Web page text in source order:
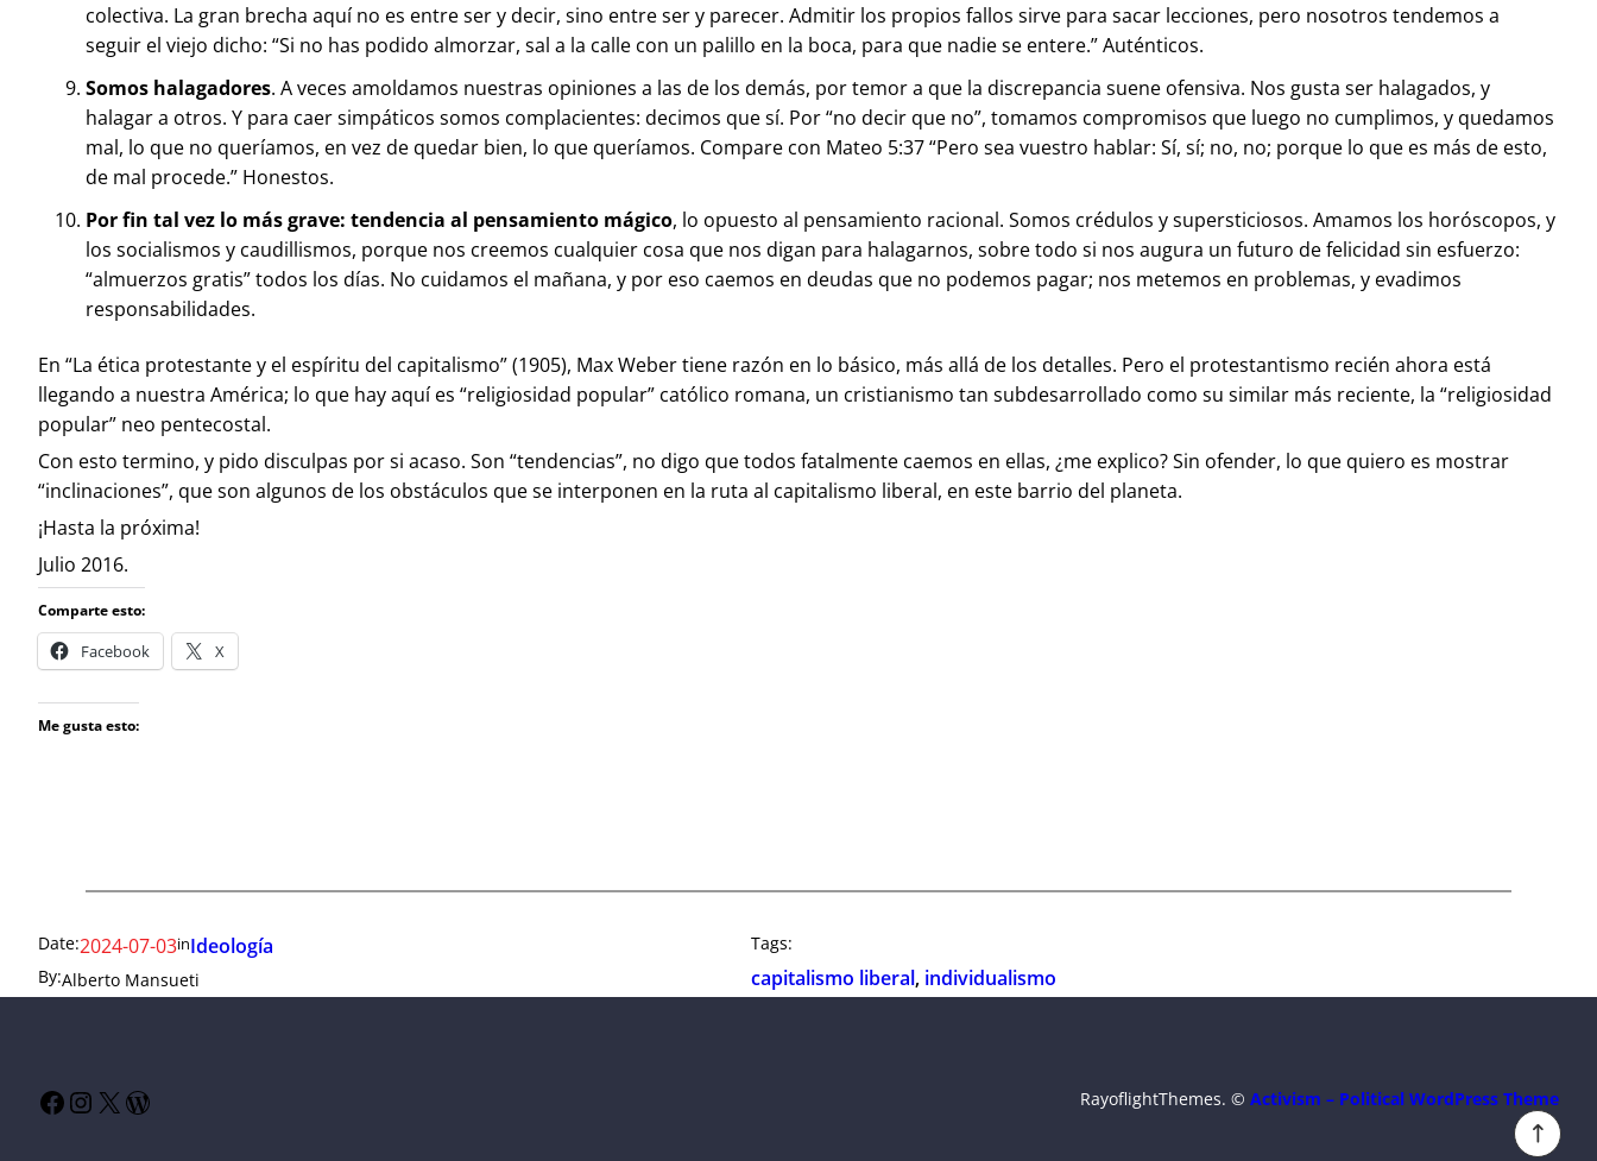
colectiva. La gran brecha aquí no es entre ser y decir, sino entre ser y parecer. Admitir los propios fallos sirve para sacar lecciones, pero nosotros tendemos a
seguir el viejo dicho: “Si no has podido almorzar, sal a la calle con un palillo en la boca, para que nadie se entere.” Auténticos.
Somos halagadores. A veces amoldamos nuestras opiniones a las de los demás, por temor a que la discrepancia suene ofensiva. Nos gusta ser halagados, y
halagar a otros. Y para caer simpáticos somos complacientes: decimos que sí. Por “no decir que no”, tomamos compromisos que luego no cumplimos, y quedamos
mal, lo que no queríamos, en vez de quedar bien, lo que queríamos. Compare con Mateo 5:37 “Pero sea vuestro hablar: Sí, sí; no, no; porque lo que es más de esto,
de mal procede.” Honestos.
Por fin tal vez lo más grave: tendencia al pensamiento mágico, lo opuesto al pensamiento racional. Somos crédulos y supersticiosos. Amamos los horóscopos, y
los socialismos y caudillismos, porque nos creemos cualquier cosa que nos digan para halagarnos, sobre todo si nos augura un futuro de felicidad sin esfuerzo:
“almuerzos gratis” todos los días. No cuidamos el mañana, y por eso caemos en deudas que no podemos pagar; nos metemos en problemas, y evadimos
responsabilidades.
En “La ética protestante y el espíritu del capitalismo” (1905), Max Weber tiene razón en lo básico, más allá de los detalles. Pero el protestantismo recién ahora está
llegando a nuestra América; lo que hay aquí es “religiosidad popular” católico romana, un cristianismo tan subdesarrollado como su similar más reciente, la “religiosidad
popular” neo pentecostal.
Con esto termino, y pido disculpas por si acaso. Son “tendencias”, no digo que todos fatalmente caemos en ellas, ¿me explico? Sin ofender, lo que quiero es mostrar
“inclinaciones”, que son algunos de los obstáculos que se interponen en la ruta al capitalismo liberal, en este barrio del planeta.
¡Hasta la próxima!
Julio 2016.
Comparte esto:
Facebook X
Me gusta esto:
Date:2024-07-03inIdeología
By:Alberto Mansueti
Tags:
capitalismo liberal, individualismo
Facebook Instagram X WordPress RayoflightThemes. © Activism – Political WordPress Theme